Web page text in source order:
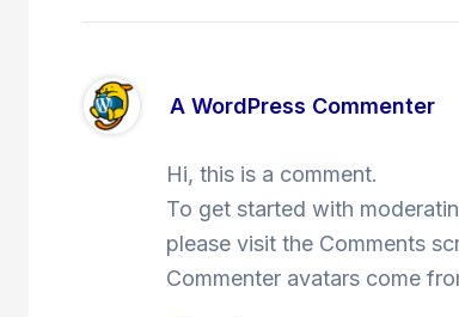
A WordPress Commenter
Hi, this is a comment.
To get started with
please visit the Comments
Commenter avatars come